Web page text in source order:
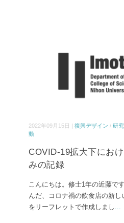
2022年09月15日 | 復興デザイン / 研
動
COVID-19拡大下にお
みの記録
こんにちは。修士1年の近藤で
んだ、コロナ禍の飲食店の新
をリーフレットで作成しまし ...